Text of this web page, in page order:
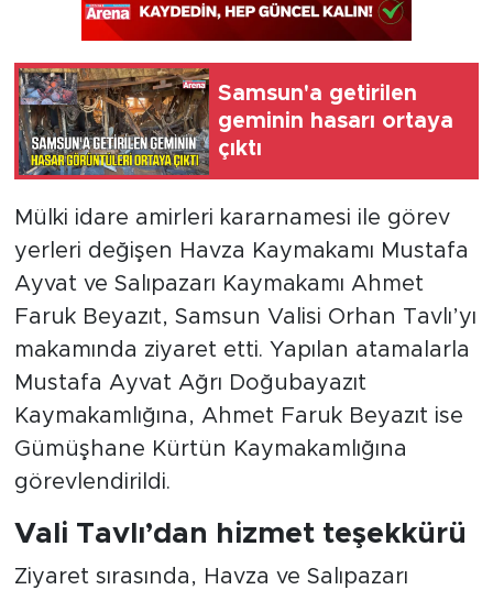
Samsun'a getirilen
geminin hasarı ortaya
çıktı
Mülki idare amirleri kararnamesi ile görev
yerleri değişen Havza Kaymakamı Mustafa
Ayvat ve Salıpazarı Kaymakamı Ahmet
Faruk Beyazıt, Samsun Valisi Orhan Tavlı’yı
makamında ziyaret etti. Yapılan atamalarla
Mustafa Ayvat Ağrı Doğubayazıt
Kaymakamlığına, Ahmet Faruk Beyazıt ise
Gümüşhane Kürtün Kaymakamlığına
görevlendirildi.
Vali Tavlı’dan hizmet teşekkürü
Ziyaret sırasında, Havza ve Salıpazarı